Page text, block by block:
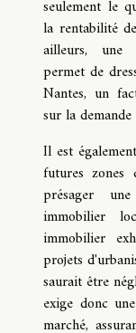
seulement le
la rentabilité
ailleurs, une
permet de
Nantes, un
sur la
Il est
futures zones
présager
immobilier
immobilier
projets
saurait être
exige donc
marché,